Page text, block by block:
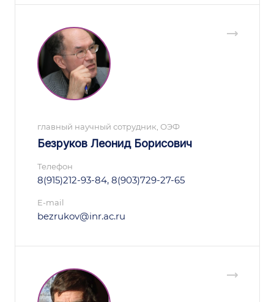
главный научный сотрудник, ОЭФ
Безруков Леонид Борисович
Телефон
8(915)212-93-84, 8(903)729-27-65
E-mail
bezrukov@inr.ac.ru